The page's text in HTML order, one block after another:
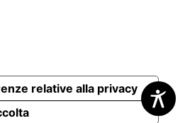
relative alla privacy